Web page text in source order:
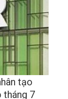
tạo
tháng 7